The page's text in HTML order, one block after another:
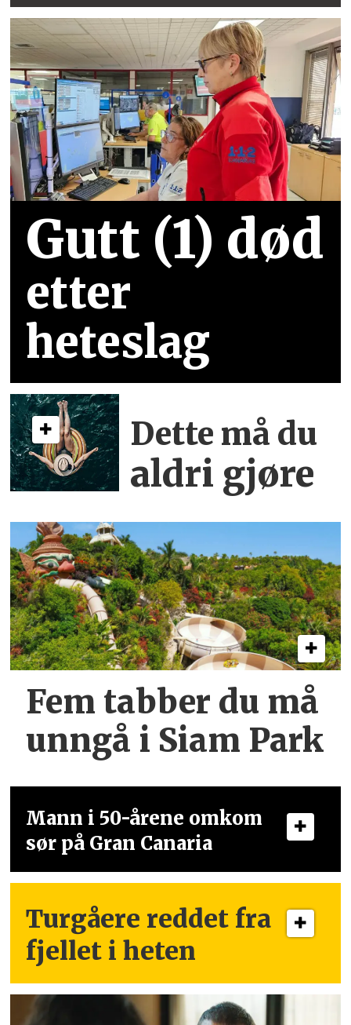
Gutt (1) død
etter
heteslag
Dette må du
aldri gjøre
Fem tabber du må
unngå i Siam Park
Mann i 50-årene omkom
sør på Gran Canaria
Turgåere reddet fra
fjellet i heten